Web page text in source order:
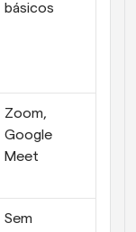
básicos
Zoom,
Google
Meet
Sem